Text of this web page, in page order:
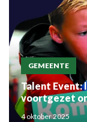
GEMEENTE
Talent Event:
voortgezet
de regio
4 oktober 2025